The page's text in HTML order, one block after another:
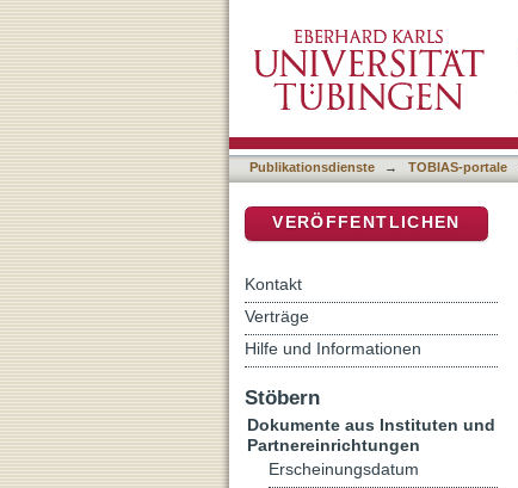
11-19
Publikationsdienste → TOBIAS-portale
VERÖFFENTLICHEN
Kontakt
Verträge
Hilfe und Informationen
Stöbern
Dokumente aus Instituten und
Partnereinrichtungen
Erscheinungsdatum